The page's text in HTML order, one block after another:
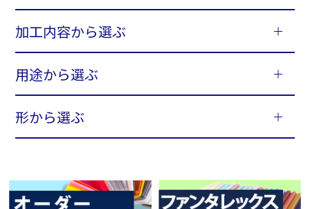
加工内容から選ぶ
用途から選ぶ
形から選ぶ